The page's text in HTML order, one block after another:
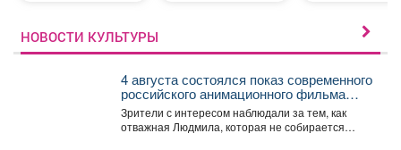
НОВОСТИ КУЛЬТУРЫ
4 августа состоялся показ современного
российского анимационного фильма
«Руслан и Людмила. Больше, чем
сказка» (2023).
Зрители с интересом наблюдали за тем, как
отважная Людмила, которая не собирается